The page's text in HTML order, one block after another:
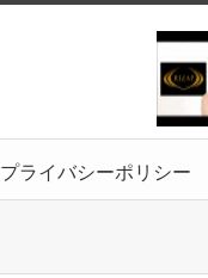
プライバシーポリシー